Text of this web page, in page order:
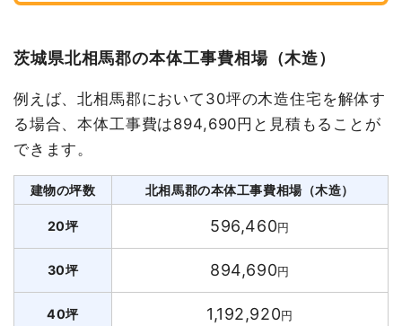
茨城県北相馬郡の本体工事費相場（木造）
例えば、北相馬郡において30坪の木造住宅を解体す
る場合、本体工事費は894,690円と見積もることが
できます。
建物の坪数 北相馬郡の本体工事費相場（木造）
20坪 596,460円
30坪 894,690円
40坪 1,192,920円